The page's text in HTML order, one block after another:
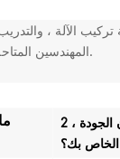
* المهندسين المتاحة لخدمة الآلات في الخارج.
2 ، ماذا عن ضمان الجودة
الخاص بك؟